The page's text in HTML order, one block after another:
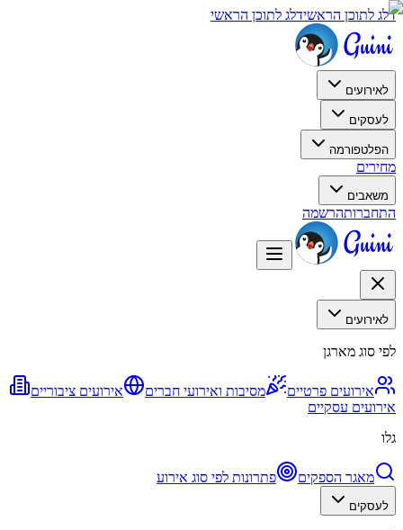
דלג לתוכן הראשידלג לתוכן הראשי
לאירועים
לעסקים
הפלטפורמה
מחירים
משאבים
התחברותהרשמה
לאירועים
לפי סוג מארגן
אירועים פרטיים מסיבות ואירועי חברים
אירועים ציבוריים
אירועים עסקיים
גלו
מאגר הספקים פתרונות לפי סוג אירוע
לעסקים